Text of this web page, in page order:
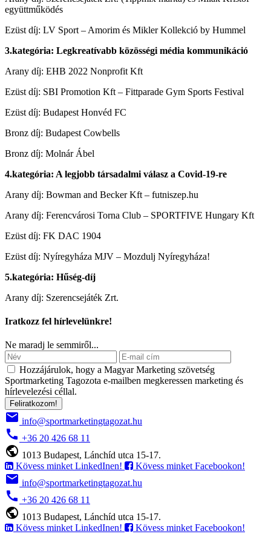
együttműködés
Ezüst díj: LV Sport – Amorim és Mikler Kollekció by Hummel
3.kategória: Legkreatívabb közösségi média kommunikáció
Arany díj: EHB 2022 Nonprofit Kft
Ezüst díj: SBI Promotion Kft – Fittparade Gym Sports Festival
Ezüst díj: Budapest Honvéd FC
Bronz díj: Budapest Cowbells
Bronz díj: Molnár Ábel
4.kategória: A legjobb társadalmi válasz a Covid-19-re
Arany díj: Bowman and Becker Kft – futniszep.hu
Arany díj: Ferencvárosi Torna Club – SPORTFIVE Hungary Kft
Ezüst díj: FK DAC 1904
Ezüst díj: Nyíregyháza MJV – Mozdulj Nyíregyháza!
5.kategória: Hűség-díj
Arany díj: Szerencsejáték Zrt.
Iratkozz fel hírlevelünkre!
Ne maradj le semmiről...
Hozzájárulok, hogy a Magyar Marketing szövetség
Sportmarketing Tagozota e‑mailben megkeressen marketing és
hírlevelezési céllal.
Feliratkozom!
email info@sportmarketingtagozat.hu
call +36 20 426 68 11
public 1013 Budapest, Lánchíd utca 15-17.
Kövess minket LinkedInen!
Kövess minket Facebookon!
email info@sportmarketingtagozat.hu
call +36 20 426 68 11
public 1013 Budapest, Lánchíd utca 15-17.
Kövess minket LinkedInen!
Kövess minket Facebookon!